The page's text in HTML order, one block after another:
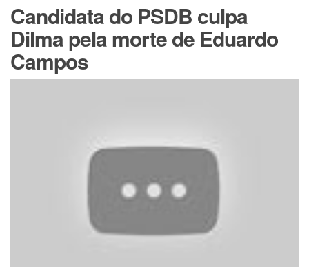
Candidata do PSDB culpa
Dilma pela morte de Eduardo
Campos